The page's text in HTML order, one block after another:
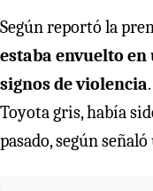
Según reportó la
estaba envuelto
signos de violencia
Toyota gris, había
pasado, según